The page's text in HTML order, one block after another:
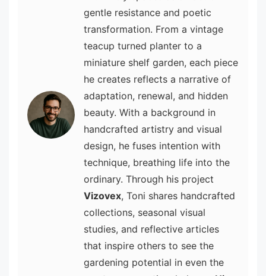
gentle resistance and poetic
transformation. From a vintage
teacup turned planter to a
miniature shelf garden, each piece
he creates reflects a narrative of
adaptation, renewal, and hidden
beauty. With a background in
handcrafted artistry and visual
design, he fuses intention with
technique, breathing life into the
ordinary. Through his project
Vizovex, Toni shares handcrafted
collections, seasonal visual
studies, and reflective articles
that inspire others to see the
gardening potential in even the